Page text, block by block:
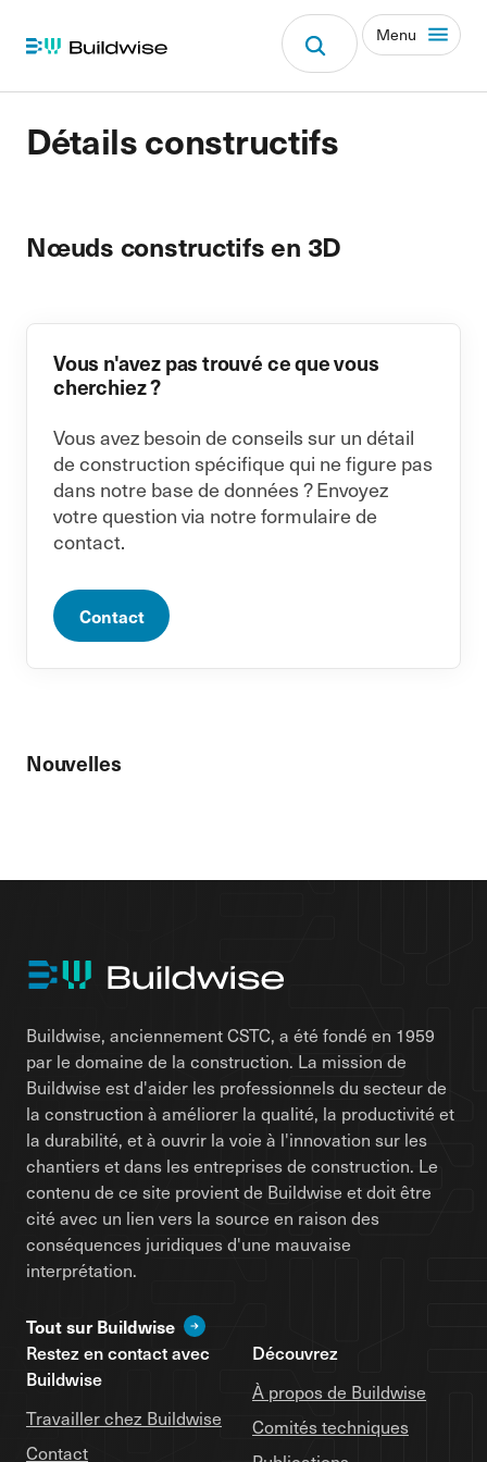
Menu
Détails constructifs
Nœuds constructifs en 3D
Vous n'avez pas trouvé ce que vous
cherchiez ?
Vous avez besoin de conseils sur un détail
de construction spécifique qui ne figure pas
dans notre base de données ? Envoyez
votre question via notre formulaire de
contact.
Contact
Nouvelles
Buildwise, anciennement CSTC, a été fondé en 1959
par le domaine de la construction. La mission de
Buildwise est d'aider les professionnels du secteur de
la construction à améliorer la qualité, la productivité et
la durabilité, et à ouvrir la voie à l'innovation sur les
chantiers et dans les entreprises de construction. Le
contenu de ce site provient de Buildwise et doit être
cité avec un lien vers la source en raison des
conséquences juridiques d'une mauvaise
interprétation.
Tout sur Buildwise
Restez en contact avec
Buildwise
Travailler chez Buildwise
Contact
Découvrez
À propos de Buildwise
Comités techniques